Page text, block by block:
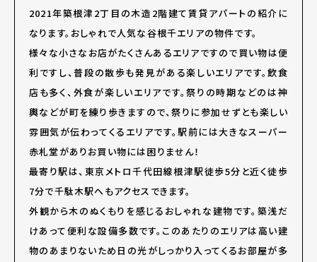
2021年築根津2丁目の木造2階建て賃貸アパートの紹介に
なります。おしゃれで人気な谷根千エリアの物件です。
様々な小さなお店がたくさんあるエリアですので買い物は便
利ですし、普段の散歩も発見がある楽しいエリアです。飲食
店も多く、外食が楽しいエリアです。祭りの時期などのは神
輿などが町を練り歩きますので、祭りに参加せずとも楽しい
雰囲気が伝わってくるエリアです。駅前には大きなスーパー
赤札堂がありお買い物には困りません！
最寄り駅は、東京メトロ千代田線根津駅徒歩5分と近く徒歩
7分で千駄木駅へもアクセスできます。
外観から木のぬくもりを感じるおしゃれな建物です。築浅だ
けあって便利な設備多数です。このあたりのエリアは高い建
物のあまりないため日の光がしっかり入ってくるお部屋が多